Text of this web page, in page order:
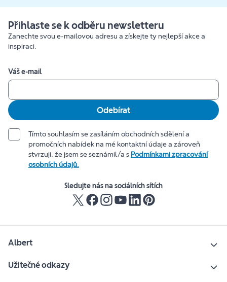
Přihlaste se k odběru newsletteru
Zanechte svou e-mailovou adresu a získejte ty nejlepší akce a
inspiraci.
Váš e-mail
Odebírat
Tímto souhlasím se zasíláním obchodních sdělení a
promočních nabídek na mé kontaktní údaje a zároveň
stvrzuji, že jsem se seznámil/a s Podmínkami zpracování
osobních údajů.
Sledujte nás na sociálních sítích
Albert
Užitečné odkazy